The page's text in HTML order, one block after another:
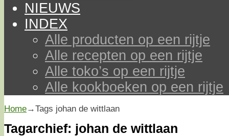
NIEUWS
INDEX
Alle producten op een rijtje
Alle recepten op een rijtje
Alle toko’s op een rijtje
Alle kookboeken op een rijtje
Home→Tags johan de wittlaan
Tagarchief: johan de wittlaan